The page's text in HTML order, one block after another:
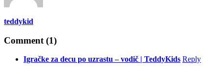
teddykid
Comment (1)
Igračke za decu po uzrastu – vodič | TeddyKids Reply